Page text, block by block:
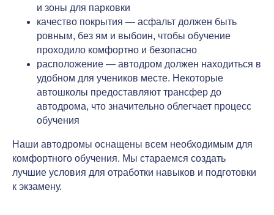
и зоны для парковки
качество покрытия — асфальт должен быть
ровным, без ям и выбоин, чтобы обучение
проходило комфортно и безопасно
расположение — автодром должен находиться в
удобном для учеников месте. Некоторые
автошколы предоставляют трансфер до
автодрома, что значительно облегчает процесс
обучения
Наши автодромы оснащены всем необходимым для
комфортного обучения. Мы стараемся создать
лучшие условия для отработки навыков и подготовки
к экзамену.